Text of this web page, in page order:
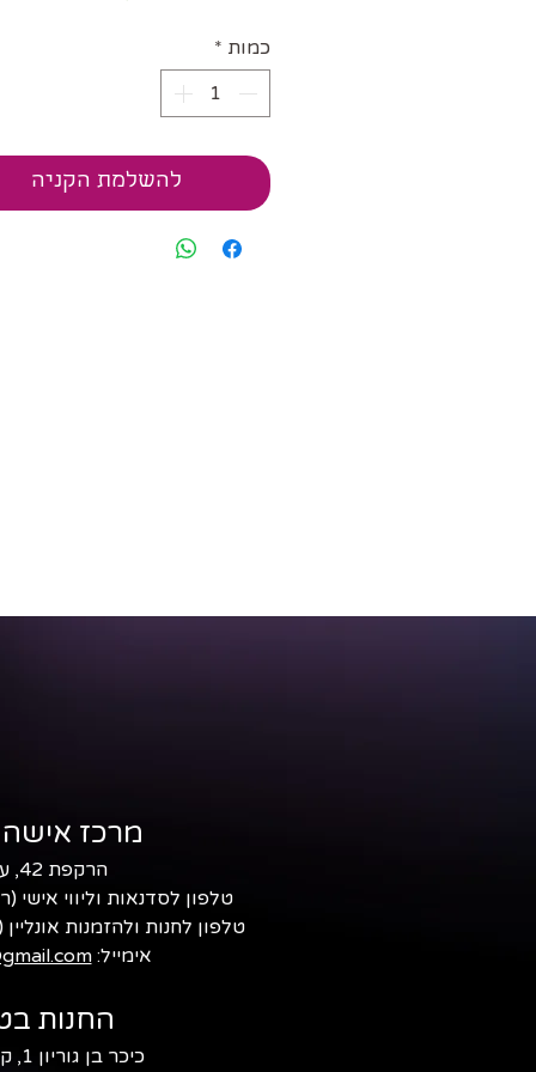
כמות *
להשלמת הקניה
מרכז
הרקפת 42, עמיקם
טלפון לסדנאות וליווי אישי
טלפון לחנות ולהזמנות
אימייל:
החנות
כיכר בן גוריון 1, קריית טבעון